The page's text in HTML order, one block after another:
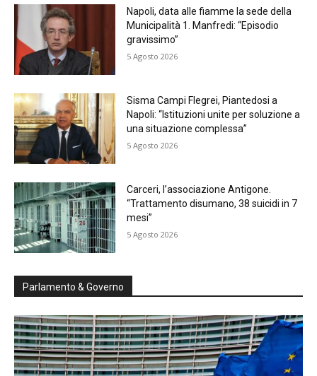
Napoli, data alle fiamme la sede della
Municipalità 1. Manfredi: “Episodio
gravissimo”
5 Agosto 2026
Sisma Campi Flegrei, Piantedosi a
Napoli: “Istituzioni unite per soluzione a
una situazione complessa”
5 Agosto 2026
Carceri, l’associazione Antigone.
“Trattamento disumano, 38 suicidi in 7
mesi”
5 Agosto 2026
Parlamento & Governo